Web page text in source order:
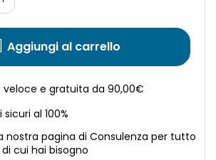
Aggiungi al carrello
veloce e gratuita da 90,00€
al 100%
nostra pagina di Consulenza per tutto
cui hai bisogno